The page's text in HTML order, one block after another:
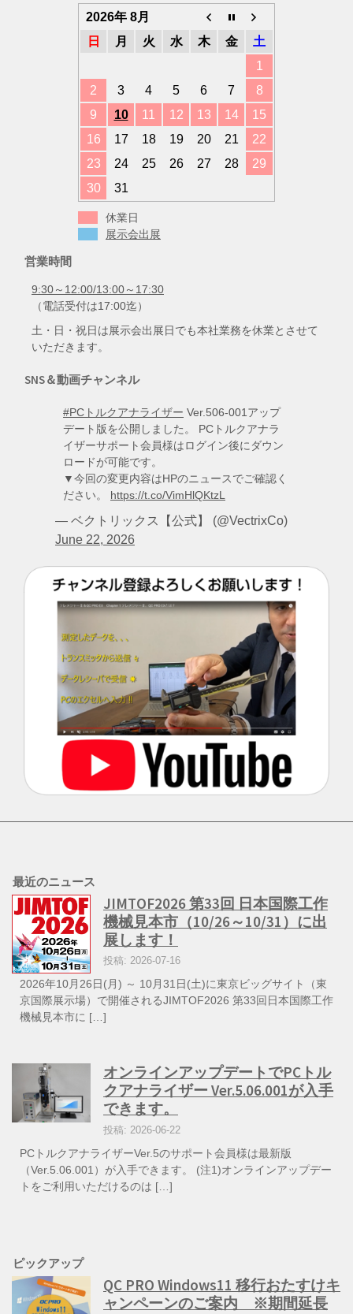
2026年 8月
日
月 火 水 木 金
土
1
2
3 4 5 6 7
8
9
10 11 12 13 14
15
16
17 18 19 20 21
22
23
24 25 26 27 28
29
30
31
休業日
展示会出展
営業時間
9:30～12:00/13:00～17:30
（電話受付は17:00迄）
土・日・祝日は展示会出展日でも本社業務を休業とさせて
いただきます。
SNS＆動画チャンネル
#PCトルクアナライザー Ver.506-001アップ
デート版を公開しました。 PCトルクアナラ
イザーサポート会員様はログイン後にダウン
ロードが可能です。
▼今回の変更内容はHPのニュースでご確認く
ださい。 https://t.co/VimHlQKtzL
— ベクトリックス【公式】 (@VectrixCo)
June 22, 2026
最近のニュース
JIMTOF2026 第33回 日本国際工作
機械見本市（10/26～10/31）に出
展します！
投稿: 2026-07-16
2026年10月26日(月) ～ 10月31日(土)に東京ビッグサイト（東
京国際展示場）で開催されるJIMTOF2026 第33回日本国際工作
機械見本市に […]
オンラインアップデートでPCトル
クアナライザー Ver.5.06.001が入手
できます。
投稿: 2026-06-22
PCトルクアナライザーVer.5のサポート会員様は最新版
（Ver.5.06.001）が入手できます。 (注1)オンラインアップデー
トをご利用いただけるのは […]
ピックアップ
QC PRO Windows11 移行おたすけキ
ャンペーンのご案内 ※期間延長